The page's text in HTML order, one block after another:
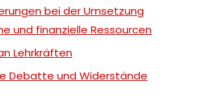
bei der Umsetzung
und finanzielle Ressourcen
Lehrkräften
Debatte und Widerstände